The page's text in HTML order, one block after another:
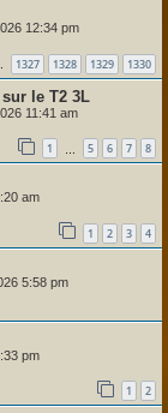
12:34 pm
1327 1328 1329 1330
le T2 3L
11:41 am
1 5 6 7 8
am
1 2 3 4
5:58 pm
pm
1 2